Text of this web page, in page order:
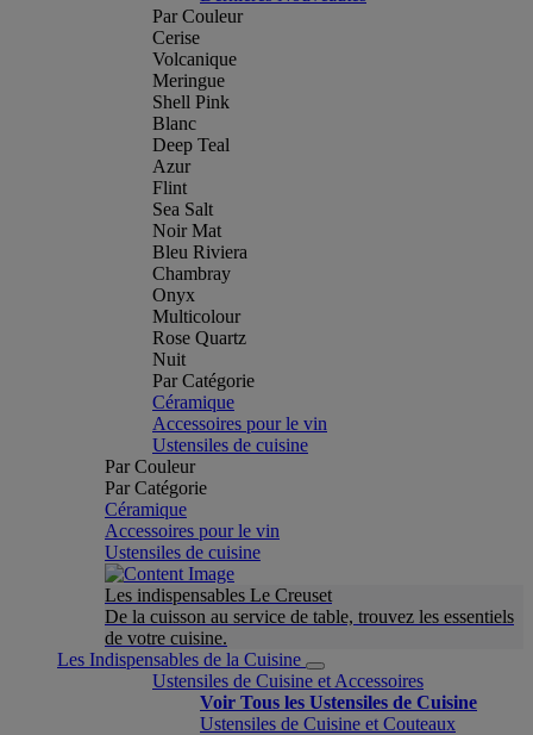
Par Couleur
Cerise
Volcanique
Meringue
Shell Pink
Blanc
Deep Teal
Azur
Flint
Sea Salt
Noir Mat
Bleu Riviera
Chambray
Onyx
Multicolour
Rose Quartz
Nuit
Par Catégorie
Céramique
Accessoires pour le vin
Ustensiles de cuisine
Par Couleur
Par Catégorie
Céramique
Accessoires pour le vin
Ustensiles de cuisine
Les indispensables Le Creuset
De la cuisson au service de table, trouvez les essentiels
de votre cuisine.
Les Indispensables de la Cuisine
Ustensiles de Cuisine et Accessoires
Voir Tous les Ustensiles de Cuisine
Ustensiles de Cuisine et Couteaux